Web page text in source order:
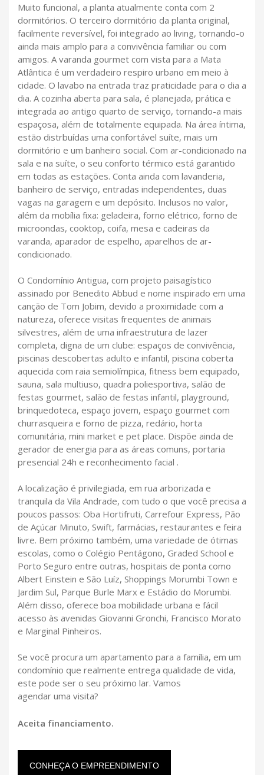
Muito funcional, a planta atualmente conta com 2
dormitórios. O terceiro dormitório da planta original,
facilmente reversível, foi integrado ao living, tornando-o
ainda mais amplo para a convivência familiar ou com
amigos. A varanda gourmet com vista para a Mata
Atlântica é um verdadeiro respiro urbano em meio à
cidade. O lavabo na entrada traz praticidade para o dia a
dia. A cozinha aberta para sala, é planejada, prática e
integrada ao antigo quarto de serviço, tornando-a mais
espaçosa, além de totalmente equipada. Na área íntima,
estão distrbuídas uma confortável suíte, mais um
dormitório e um banheiro social. Com ar-condicionado na
sala e na suíte, o seu conforto térmico está garantido
em todas as estações. Conta ainda com lavanderia,
banheiro de serviço, entradas independentes, duas
vagas na garagem e um depósito. Inclusos no valor,
além da mobília fixa: geladeira, forno elétrico, forno de
microondas, cooktop, coifa, mesa e cadeiras da
varanda, aparador de espelho, aparelhos de ar-
condicionado.
O Condomínio Antigua, com projeto paisagístico
assinado por Benedito Abbud e nome inspirado em uma
canção de Tom Jobim, devido a proximidade com a
natureza, oferece visitas frequentes de animais
silvestres, além de uma infraestrutura de lazer
completa, digna de um clube: espaços de convivência,
piscinas descobertas adulto e infantil, piscina coberta
aquecida com raia semiolímpica, fitness bem equipado,
sauna, sala multiuso, quadra poliesportiva, salão de
festas gourmet, salão de festas infantil, playground,
brinquedoteca, espaço jovem, espaço gourmet com
churrasqueira e forno de pizza, redário, horta
comunitária, mini market e pet place. Dispõe ainda de
gerador de energia para as áreas comuns, portaria
presencial 24h e reconhecimento facial .
A localização é privilegiada, em rua arborizada e
tranquila da Vila Andrade, com tudo o que você precisa a
poucos passos: Oba Hortifruti, Carrefour Express, Pão
de Açúcar Minuto, Swift, farmácias, restaurantes e feira
livre. Bem próximo também, uma variedade de ótimas
escolas, como o Colégio Pentágono, Graded School e
Porto Seguro entre outras, hospitais de ponta como
Albert Einstein e São Luíz, Shoppings Morumbi Town e
Jardim Sul, Parque Burle Marx e Estádio do Morumbi.
Além disso, oferece boa mobilidade urbana e fácil
acesso às avenidas Giovanni Gronchi, Francisco Morato
e Marginal Pinheiros.
Se você procura um apartamento para a família, em um
condomínio que realmente entrega qualidade de vida,
este pode ser o seu próximo lar. Vamos
agendar uma visita?
Aceita financiamento.
CONHEÇA O EMPREENDIMENTO